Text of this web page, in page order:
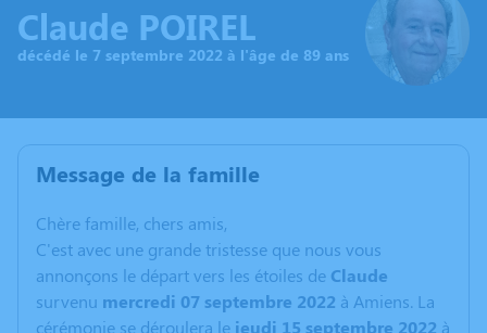
Claude POIREL
décédé le 7 septembre 2022 à l'âge de 89 ans
Message de la famille
Chère famille, chers amis,
C'est avec une grande tristesse que nous vous
annonçons le départ vers les étoiles de Claude
survenu mercredi 07 septembre 2022 à Amiens. La
cérémonie se déroulera le jeudi 15 septembre 2022 à